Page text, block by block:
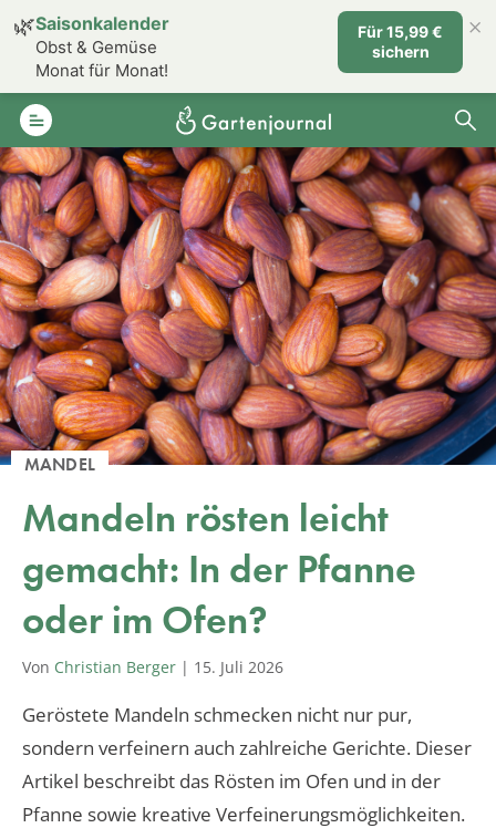
MANDEL
Mandeln rösten leicht
gemacht: In der Pfanne
oder im Ofen?
Von Christian Berger | 15. Juli 2026
Geröstete Mandeln schmecken nicht nur pur,
sondern verfeinern auch zahlreiche Gerichte. Dieser
Artikel beschreibt das Rösten im Ofen und in der
Pfanne sowie kreative Verfeinerungsmöglichkeiten.
🌿Saisonkalender
Obst & Gemüse
Monat für Monat!
Für 15,99 €
sichern
×